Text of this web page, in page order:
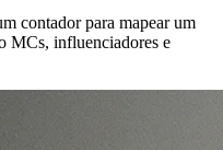
contador para mapear um
MCs, influenciadores e